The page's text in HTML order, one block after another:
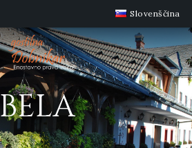
Slovenščina
BELA